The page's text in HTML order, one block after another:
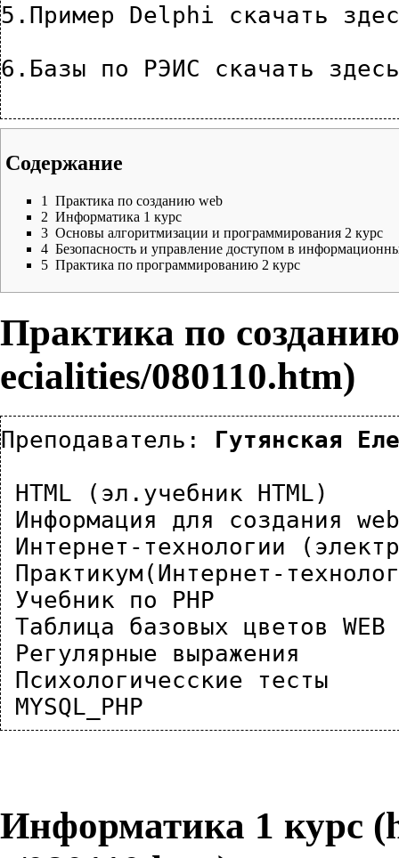
5.Пример Delphi скачать
6.Базы по РЭИС скачать
Содержание
1
Практика по созданию web
2 Информатика 1 курс
3 Основы алгоритмизации и программирования 2 курс
4 Безопасность и управление доступом в
5 Практика по программированию 2 курс
Практика по
Преподаватель: Гутянская
HTML (эл.учебник HTML)
Информация для создания
Интернет-технологии
Практикум(Интернет-
Учебник по PHP
Таблица базовых цветов WEB
Регулярные выражения
Психологичесские тесты
MYSQL_PHP
Информатика 1 курс